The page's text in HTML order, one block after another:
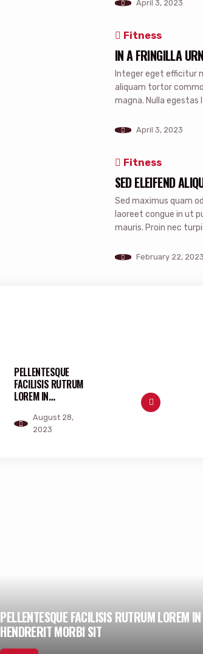
April 3, 2023
Fitness
IN A FRINGILLA
Integer eget efficitur
aliquam tortor
magna. Nulla
malesuada purus ac
April 3, 2023
Fitness
SED ELEIFEND
Sed maximus quam
laoreet congue in ut
mauris. Proin nec
February 22, 2023
PELLENTESQUE
FACILISIS RUTRUM
LOREM IN
SIT
August 28,
2023
PELLENTESQUE FACILISIS RUTRUM LOREM IN
HENDRERIT MORBI SIT